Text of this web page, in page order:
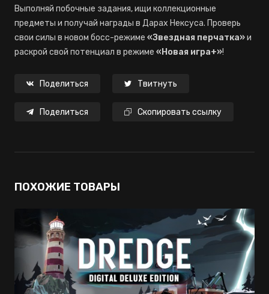
Выполняй побочные задания, ищи коллекционные
предметы и получай награды в Дарах Нексуса. Проверь
свои силы в новом босс-режиме «Звездная перчатка»и
раскрой свой потенциал в режиме «Новая игра+»!
Поделиться Твитнуть
Поделиться Скопировать ссылку
ПОХОЖИЕ ТОВАРЫ